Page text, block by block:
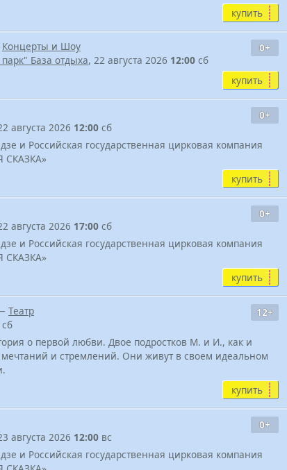
купить
0+
Концерты и Шоу
База отдыха, 22 августа 2026 12:00 сб
купить
0+
августа 2026 12:00 сб
и Российская государственная цирковая компания
СКАЗКА»
купить
0+
августа 2026 17:00 сб
и Российская государственная цирковая компания
СКАЗКА»
купить
12+
Театр
сб
о первой любви. Двое подростков М. и И., как и
и стремлений. Они живут в своем идеальном
купить
0+
августа 2026 12:00 вс
и Российская государственная цирковая компания